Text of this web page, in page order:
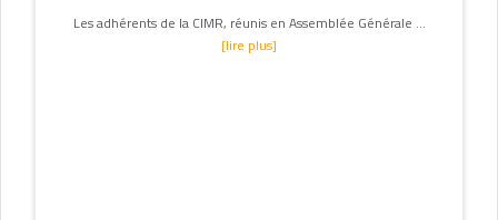
Les adhérents de la CIMR, réunis en Assemblée Générale ...
[lire plus]